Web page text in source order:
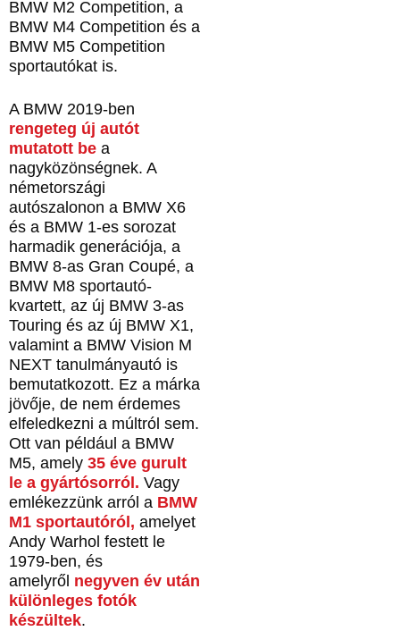
BMW M2 Competition, a
BMW M4 Competition és a
BMW M5 Competition
sportautókat is.
A BMW 2019-ben
rengeteg új autót
mutatott be a
nagyközönségnek. A
németországi
autószalonon a BMW X6
és a BMW 1-es sorozat
harmadik generációja, a
BMW 8-as Gran Coupé, a
BMW M8 sportautó-
kvartett, az új BMW 3-as
Touring és az új BMW X1,
valamint a BMW Vision M
NEXT tanulmányautó is
bemutatkozott. Ez a márka
jövője, de nem érdemes
elfeledkezni a múltról sem.
Ott van például a BMW
M5, amely 35 éve gurult
le a gyártósorról. Vagy
emlékezzünk arról a BMW
M1 sportautóról, amelyet
Andy Warhol festett le
1979-ben, és
amelyről negyven év után
különleges fotók
készültek.